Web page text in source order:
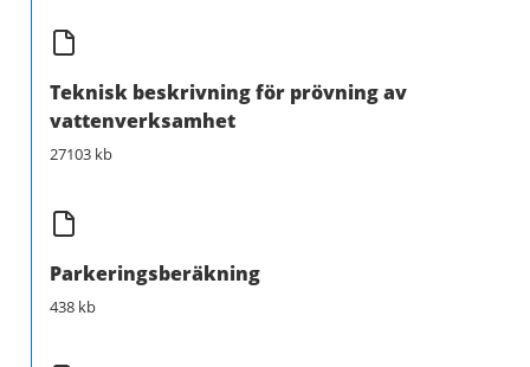
Teknisk beskrivning för prövning av
vattenverksamhet
27103 kb
Parkeringsberäkning
438 kb